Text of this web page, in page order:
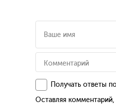
Получать ответы
Оставляя